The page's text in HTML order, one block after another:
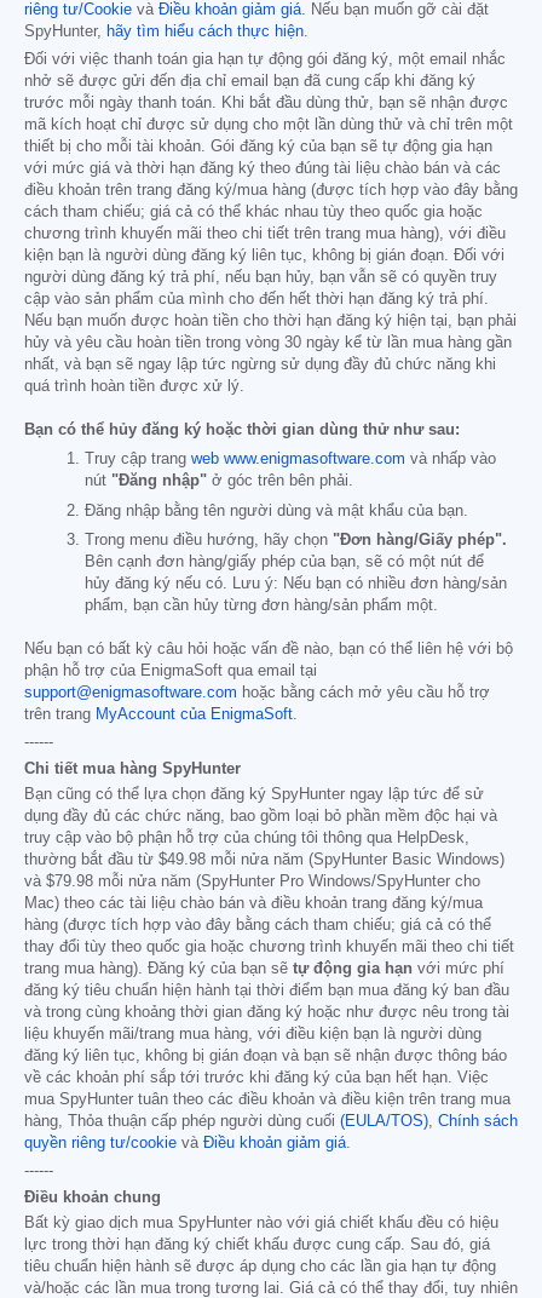
riêng tư/Cookie và Điều khoản giảm giá. Nếu bạn muốn gỡ cài đặt
SpyHunter, hãy tìm hiểu cách thực hiện.
Đối với việc thanh toán gia hạn tự động gói đăng ký, một email nhắc
nhở sẽ được gửi đến địa chỉ email bạn đã cung cấp khi đăng ký
trước mỗi ngày thanh toán. Khi bắt đầu dùng thử, bạn sẽ nhận được
mã kích hoạt chỉ được sử dụng cho một lần dùng thử và chỉ trên một
thiết bị cho mỗi tài khoản. Gói đăng ký của bạn sẽ tự động gia hạn
với mức giá và thời hạn đăng ký theo đúng tài liệu chào bán và các
điều khoản trên trang đăng ký/mua hàng (được tích hợp vào đây bằng
cách tham chiếu; giá cả có thể khác nhau tùy theo quốc gia hoặc
chương trình khuyến mãi theo chi tiết trên trang mua hàng), với điều
kiện bạn là người dùng đăng ký liên tục, không bị gián đoạn. Đối với
người dùng đăng ký trả phí, nếu bạn hủy, bạn vẫn sẽ có quyền truy
cập vào sản phẩm của mình cho đến hết thời hạn đăng ký trả phí.
Nếu bạn muốn được hoàn tiền cho thời hạn đăng ký hiện tại, bạn phải
hủy và yêu cầu hoàn tiền trong vòng 30 ngày kể từ lần mua hàng gần
nhất, và bạn sẽ ngay lập tức ngừng sử dụng đầy đủ chức năng khi
quá trình hoàn tiền được xử lý.
Bạn có thể hủy đăng ký hoặc thời gian dùng thử như sau:
Truy cập trang web www.enigmasoftware.com và nhấp vào
nút "Đăng nhập" ở góc trên bên phải.
Đăng nhập bằng tên người dùng và mật khẩu của bạn.
Trong menu điều hướng, hãy chọn "Đơn hàng/Giấy phép".
Bên cạnh đơn hàng/giấy phép của bạn, sẽ có một nút để
hủy đăng ký nếu có. Lưu ý: Nếu bạn có nhiều đơn hàng/sản
phẩm, bạn cần hủy từng đơn hàng/sản phẩm một.
Nếu bạn có bất kỳ câu hỏi hoặc vấn đề nào, bạn có thể liên hệ với bộ
phận hỗ trợ của EnigmaSoft qua email tại
support@enigmasoftware.com hoặc bằng cách mở yêu cầu hỗ trợ
trên trang MyAccount của EnigmaSoft.
------
Chi tiết mua hàng SpyHunter
Bạn cũng có thể lựa chọn đăng ký SpyHunter ngay lập tức để sử
dụng đầy đủ các chức năng, bao gồm loại bỏ phần mềm độc hại và
truy cập vào bộ phận hỗ trợ của chúng tôi thông qua HelpDesk,
thường bắt đầu từ $49.98 mỗi nửa năm (SpyHunter Basic Windows)
và $79.98 mỗi nửa năm (SpyHunter Pro Windows/SpyHunter cho
Mac) theo các tài liệu chào bán và điều khoản trang đăng ký/mua
hàng (được tích hợp vào đây bằng cách tham chiếu; giá cả có thể
thay đổi tùy theo quốc gia hoặc chương trình khuyến mãi theo chi tiết
trang mua hàng). Đăng ký của bạn sẽ tự động gia hạn với mức phí
đăng ký tiêu chuẩn hiện hành tại thời điểm bạn mua đăng ký ban đầu
và trong cùng khoảng thời gian đăng ký hoặc như được nêu trong tài
liệu khuyến mãi/trang mua hàng, với điều kiện bạn là người dùng
đăng ký liên tục, không bị gián đoạn và bạn sẽ nhận được thông báo
về các khoản phí sắp tới trước khi đăng ký của bạn hết hạn. Việc
mua SpyHunter tuân theo các điều khoản và điều kiện trên trang mua
hàng, Thỏa thuận cấp phép người dùng cuối (EULA/TOS), Chính sách
quyền riêng tư/cookie và Điều khoản giảm giá.
------
Điều khoản chung
Bất kỳ giao dịch mua SpyHunter nào với giá chiết khấu đều có hiệu
lực trong thời hạn đăng ký chiết khấu được cung cấp. Sau đó, giá
tiêu chuẩn hiện hành sẽ được áp dụng cho các lần gia hạn tự động
và/hoặc các lần mua trong tương lai. Giá cả có thể thay đổi, tuy nhiên